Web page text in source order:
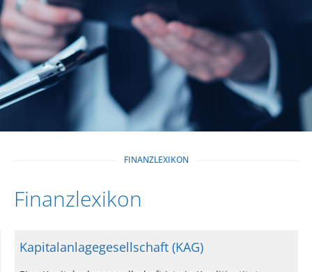
FINANZLEXIKON
Finanzlexikon
Kapitalanlagegesellschaft (KAG)